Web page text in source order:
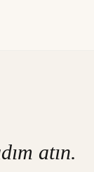
atın.